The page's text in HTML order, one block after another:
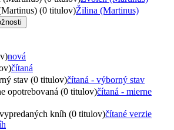
(0 titulov)Žilina (Martinus)
nová
čítaná
stav (0 titulov)čítaná - výborný stav
opotrebovaná (0 titulov)čítaná - mierne
kníh (0 titulov)čítané verzie